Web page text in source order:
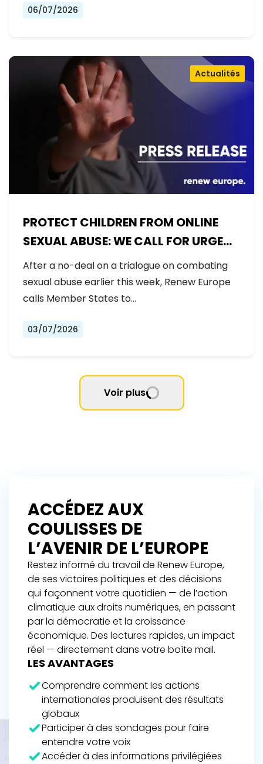
06/07/2026
PROTECT CHILDREN FROM ONLINE
SEXUAL ABUSE: WE CALL FOR URGENT
NEGOTIATIONS AND PERMANENT
SOLUTION
Actualités
After a no-deal on a trialogue on combating
sexual abuse earlier this week, Renew Europe
calls Member States to…
03/07/2026
Voir plus
ACCÉDEZ AUX
COULISSES DE
L’AVENIR DE L’EUROPE
Restez informé du travail de Renew Europe,
de ses victoires politiques et des décisions
qui façonnent votre quotidien — de l’action
climatique aux droits numériques, en passant
par la démocratie et la croissance
économique. Des lectures rapides, un impact
réel — directement dans votre boîte mail.
LES AVANTAGES
Comprendre comment les actions
internationales produisent des résultats
globaux
Participer à des sondages pour faire
entendre votre voix
Accéder à des informations privilégiées